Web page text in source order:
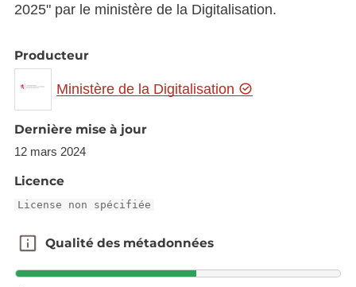
2025" par le ministère de la Digitalisation.
Producteur
Ministère de la Digitalisation
Dernière mise à jour
12 mars 2024
Licence
License non spécifiée
Qualité des métadonnées
Qualité des métadonnées